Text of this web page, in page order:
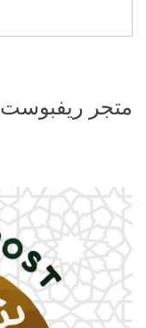
متجر ريفبوست